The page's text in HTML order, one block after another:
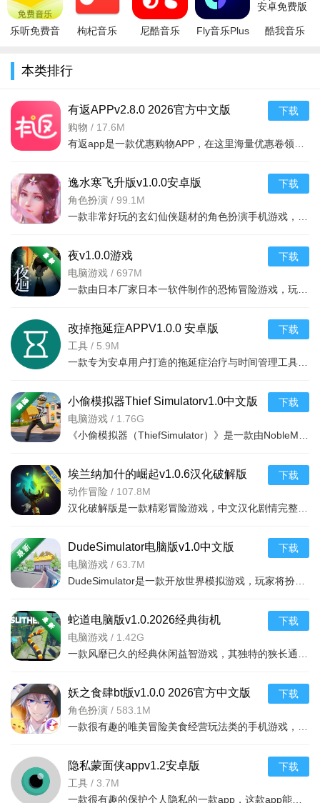
版
v11.28.2
乐听免费音
v1.0最新安
枸杞音乐
尼酷音乐
Fly音乐Plus
酷我音乐
本类排行
有返APPv2.8.0 2026官方中文版
购物 / 17.6M
下载
逸水寒飞升版v1.0.0安卓版
角色扮演 / 99.1M
下载
夜v1.0.0游戏
电脑游戏 / 697M
下载
改掉拖延症APPV1.0.0 安卓版
工具 / 5.9M
下载
小偷模拟器Thief Simulatorv1.0中文版
电脑游戏 / 1.76G
下载
埃兰纳加什的崛起v1.0.6汉化破解版
动作冒险 / 107.8M
下载
DudeSimulator电脑版v1.0中文版
电脑游戏 / 63.7M
下载
蛇道电脑版v1.0.2026经典街机
电脑游戏 / 1.42G
下载
妖之食肆bt版v1.0.0 2026官方中文版
角色扮演 / 583.1M
下载
隐私蒙面侠appv1.2安卓版
工具 / 3.7M
下载